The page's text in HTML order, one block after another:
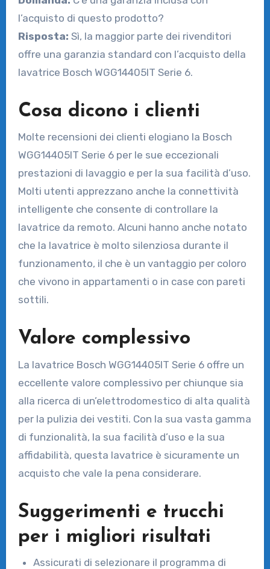
l’acquisto di questo prodotto?
Risposta: Sì, la maggior parte dei rivenditori
offre una garanzia standard con l’acquisto della
lavatrice Bosch WGG14405IT Serie 6.
Cosa dicono i clienti
Molte recensioni dei clienti elogiano la Bosch
WGG14405IT Serie 6 per le sue eccezionali
prestazioni di lavaggio e per la sua facilità d’uso.
Molti utenti apprezzano anche la connettività
intelligente che consente di controllare la
lavatrice da remoto. Alcuni hanno anche notato
che la lavatrice è molto silenziosa durante il
funzionamento, il che è un vantaggio per coloro
che vivono in appartamenti o in case con pareti
sottili.
Valore complessivo
La lavatrice Bosch WGG14405IT Serie 6 offre un
eccellente valore complessivo per chiunque sia
alla ricerca di un’elettrodomestico di alta qualità
per la pulizia dei vestiti. Con la sua vasta gamma
di funzionalità, la sua facilità d’uso e la sua
affidabilità, questa lavatrice è sicuramente un
acquisto che vale la pena considerare.
Suggerimenti e trucchi
per i migliori risultati
Assicurati di selezionare il programma di